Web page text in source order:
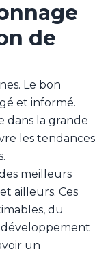
de
Le bon
et informé.
dans la grande
les tendances
meilleurs
ailleurs. Ces
du
un